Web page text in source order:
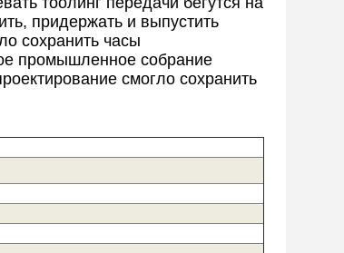
придержать и выпустить
сохранить часы
промышленное собрание
смогло сохранить